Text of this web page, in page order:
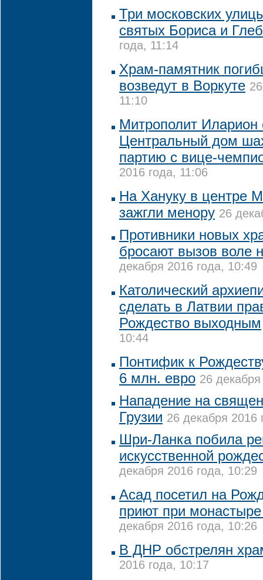
Три московских
святых Бориса и
года, 11:14
Храм-памятник
возведут в Воркуте
11:10
Митрополит Иларион
Центральный дом
партию с вице-
2016 года, 11:06
На Хануку в центре
зажгли менору 26
Противники новых
бросают вызов воле
декабря 2016 года, 10:49
Католический
сделать в Латвии
Рождество выходным
10:44
Понтифик к
6 млн. евро 26
Нападение на
Грузии 26 декабря 2016
Шри-Ланка побила
искусственной
декабря 2016 года, 10:29
Асад посетил на
приют при
декабря 2016 года, 10:26
В ДНР обстрелян
2016 года, 10:17